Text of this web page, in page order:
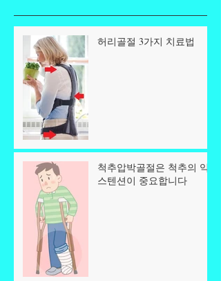
허리골절 3가지 치료법
척추압박골절은 척추의 익
스텐션이 중요합니다